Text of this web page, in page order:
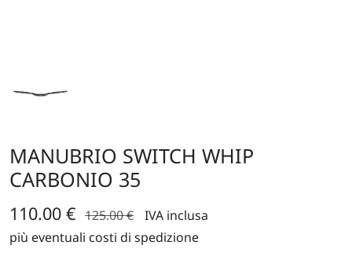
MANUBRIO SWITCH WHIP
CARBONIO 35
110.00 € 125.00 €
IVA inclusa
più eventuali costi di spedizione